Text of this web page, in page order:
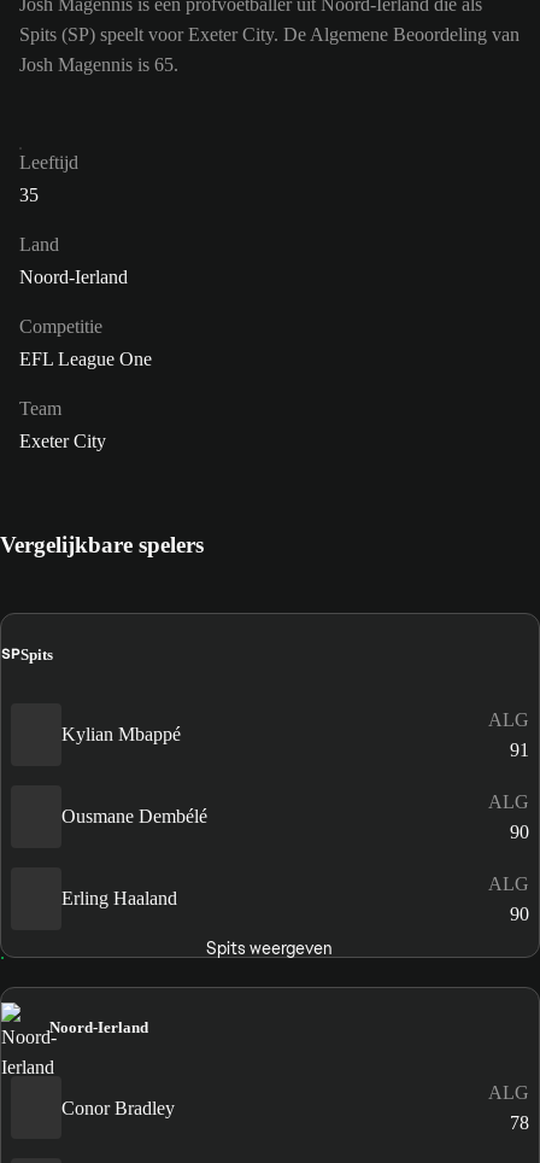
Josh Magennis is een profvoetballer uit Noord-Ierland die als
Spits (SP) speelt voor Exeter City. De Algemene Beoordeling van
Josh Magennis is 65.
Leeftijd
35
Land
Noord-Ierland
Competitie
EFL League One
Team
Exeter City
Vergelijkbare spelers
SPSpits
Kylian Mbappé
ALG
91
Ousmane Dembélé
ALG
90
Erling Haaland
ALG
90
Spits weergeven
Noord-Ierland
Conor Bradley
ALG
78